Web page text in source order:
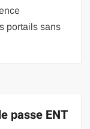
portails sans
passe ENT